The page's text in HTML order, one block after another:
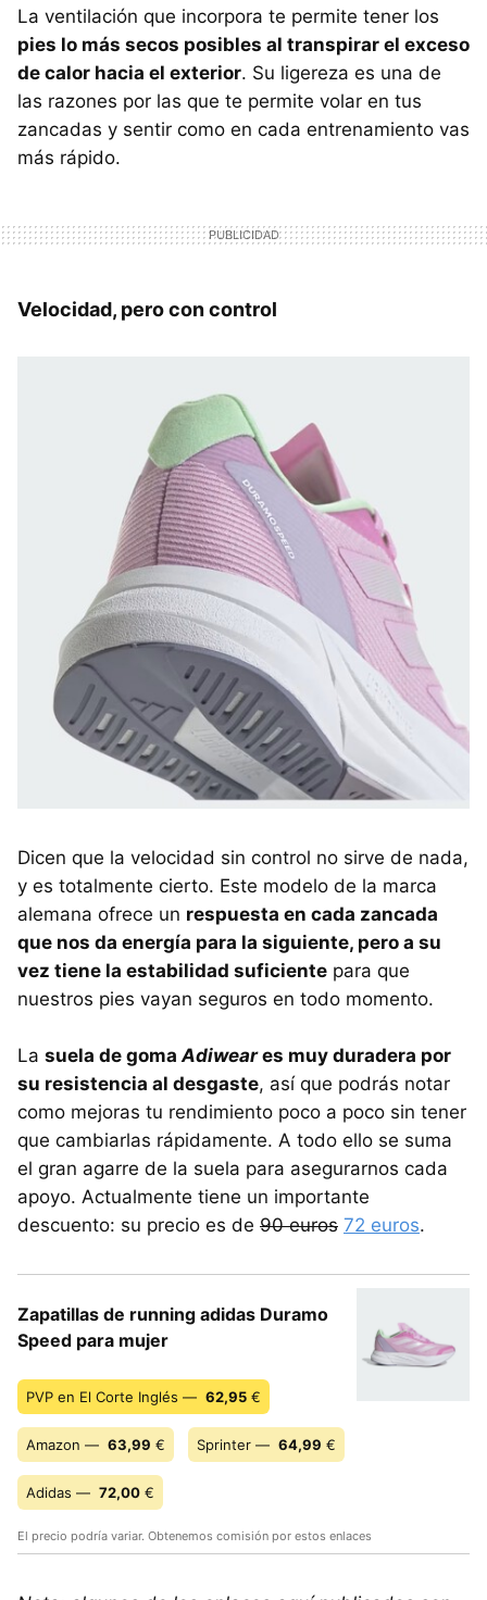
La ventilación que incorpora te permite tener los
pies lo más secos posibles al transpirar el exceso
de calor hacia el exterior. Su ligereza es una de
las razones por las que te permite volar en tus
zancadas y sentir como en cada entrenamiento vas
más rápido.
Velocidad, pero con control
Dicen que la velocidad sin control no sirve de nada,
y es totalmente cierto. Este modelo de la marca
alemana ofrece un respuesta en cada zancada
que nos da energía para la siguiente, pero a su
vez tiene la estabilidad suficiente para que
nuestros pies vayan seguros en todo momento.
La suela de goma Adiweares muy duradera por
su resistencia al desgaste, así que podrás notar
como mejoras tu rendimiento poco a poco sin tener
que cambiarlas rápidamente. A todo ello se suma
el gran agarre de la suela para asegurarnos cada
apoyo. Actualmente tiene un importante
descuento: su precio es de 90 euros 72 euros.
Zapatillas de running adidas Duramo
Speed para mujer
PVP en El Corte Inglés — 62,95 €
Amazon — 63,99 € Sprinter — 64,99 €
Adidas — 72,00 €
El precio podría variar. Obtenemos comisión por estos enlaces